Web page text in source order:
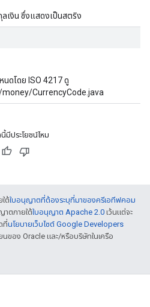
เงิน ซึ่งแสดงเป็นสตริง
นดโดย ISO 4217 ดู
CurrencyCode.java
มีประโยชน์ไหม
ต้ใบอนุญาตที่ต้องระบุที่มาของครีเอทีฟคอม
าตภายใต้ใบอนุญาต Apache 2.0 เว้นแต่จะ
ที่นโยบายเว็บไซต์ Google Developers
นของ Oracle และ/หรือบริษัทในเครือ